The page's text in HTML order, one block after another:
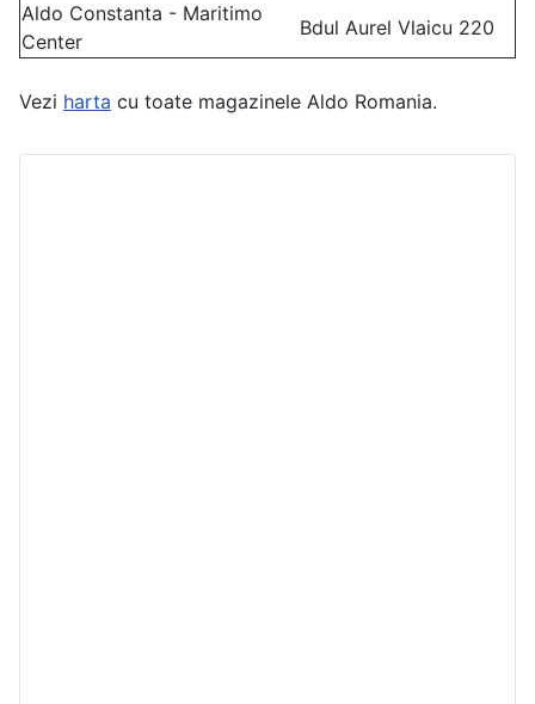
Aldo Constanta - Maritimo
Center
Bdul Aurel Vlaicu 220
Vezi harta cu toate magazinele Aldo Romania.